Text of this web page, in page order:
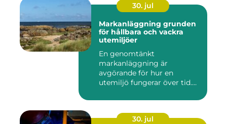
30. jul
Markanläggning grunden
för hållbara och vackra
utemiljöer
En genomtänkt
markanläggning är
avgörande för hur en
utemiljö fungerar över tid.
30. jul